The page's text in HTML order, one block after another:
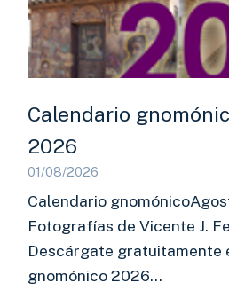
Calendario
2026
01/08/2026
Calendario
Fotografías de Vicente J.
Descárgate gratuitamente
gnomónico 2026…